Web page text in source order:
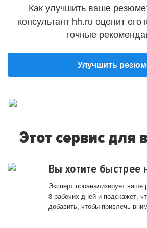
Как улучшить ваше
консультант hh.ru оценит его
точные
Улучшить
Этот сервис для
Вы хотите быстрее
Эксперт проанализирует ваше
3 рабочих дней и подскажет,
добавить, чтобы привлечь